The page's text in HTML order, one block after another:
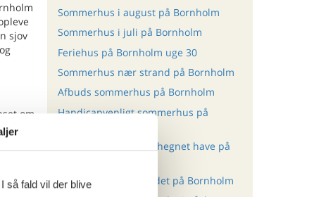
sjov
om
Sommerhus i august på Bornholm
Sommerhus i juli på Bornholm
Feriehus på Bornholm uge 30
Sommerhus nær strand på Bornholm
Afbuds sommerhus på Bornholm
Handicapvenligt sommerhus på
Sommerhus med indhegnet have på
Sommerhus ved vandet på Bornholm
så fald vil der blive